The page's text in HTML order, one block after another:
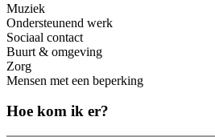
Muziek
Ondersteunend werk
Sociaal contact
Buurt & omgeving
Zorg
Mensen met een beperking
Hoe kom ik er?